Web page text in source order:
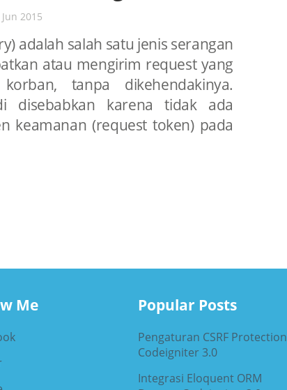
2015
adalah salah satu jenis serangan
atau mengirim request yang
tanpa dikehendakinya.
disebabkan karena tidak ada
keamanan (request token) pada
Me Popular Posts
Pengaturan CSRF Protection
Codeigniter 3.0
Integrasi Eloquent ORM